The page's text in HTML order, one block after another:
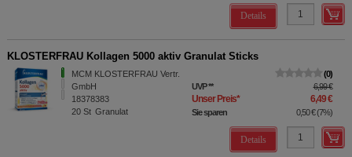
Details
KLOSTERFRAU Kollagen 5000 aktiv Granulat Sticks
MCM KLOSTERFRAU Vertr.
GmbH
18378383
20 St Granulat
0
UVP** 6,99 €
Unser Preis* 6,49 €
Sie sparen 0,50 €(7%)
Details